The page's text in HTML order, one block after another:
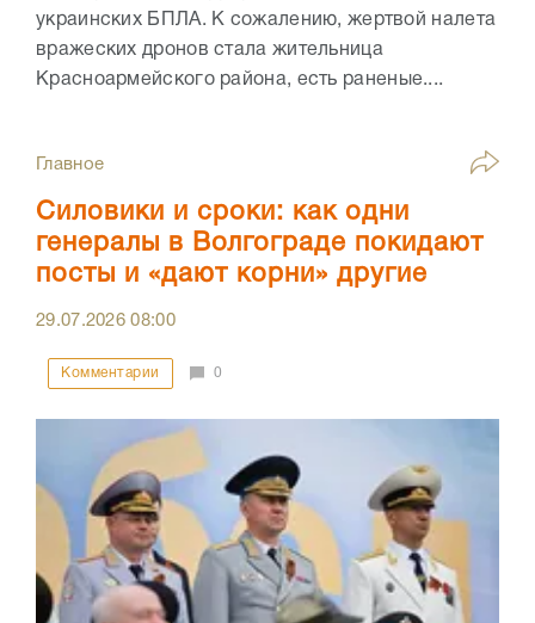
украинских БПЛА. К сожалению, жертвой налета
вражеских дронов стала жительница
Красноармейского района, есть раненые....
Главное
Силовики и сроки: как одни
генералы в Волгограде покидают
посты и «дают корни» другие
29.07.202608:00
Комментарии 0